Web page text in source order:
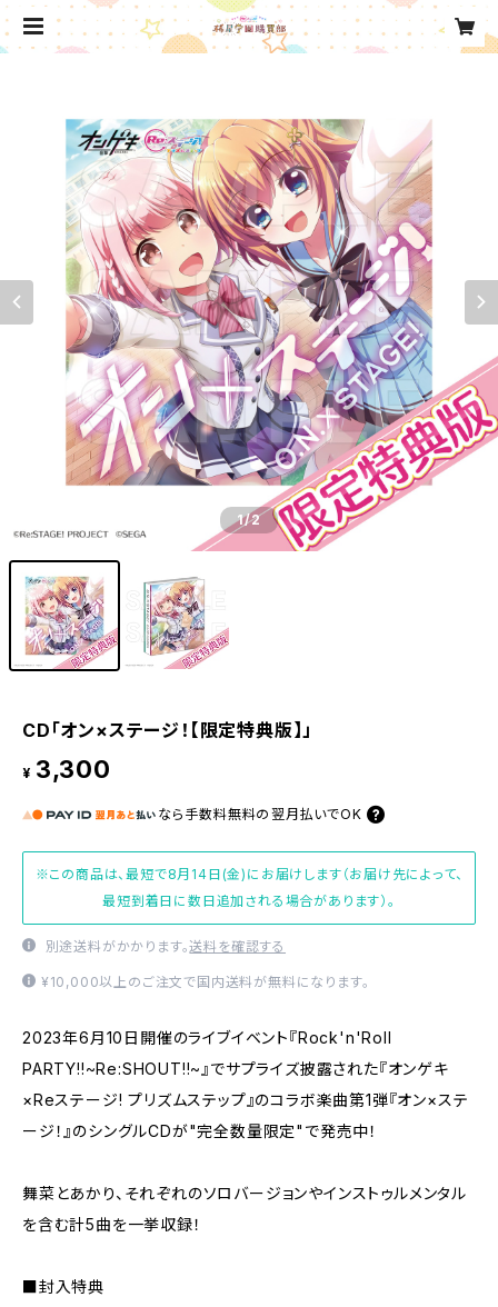
1/2
CD「オン×ステージ！【限定特典版】」
¥ 3,300
なら 手数料無料の 翌月払いでOK
※この商品は、最短で8月14日(金)にお届けします（お届け先によって、
最短到着日に数日追加される場合があります）。
別途送料がかかります。送料を確認する
¥10,000以上のご注文で国内送料が無料になります。
2023年6月10日開催のライブイベント『Rock'n'Roll
PARTY!!~Re:SHOUT!!~』でサプライズ披露された『オンゲキ
×Reステージ! プリズムステップ』のコラボ楽曲第1弾『オン×ステ
ージ！』のシングルCDが"完全数量限定"で発売中！
舞菜とあかり、それぞれのソロバージョンやインストゥルメンタル
を含む計5曲を一挙収録！
■封入特典